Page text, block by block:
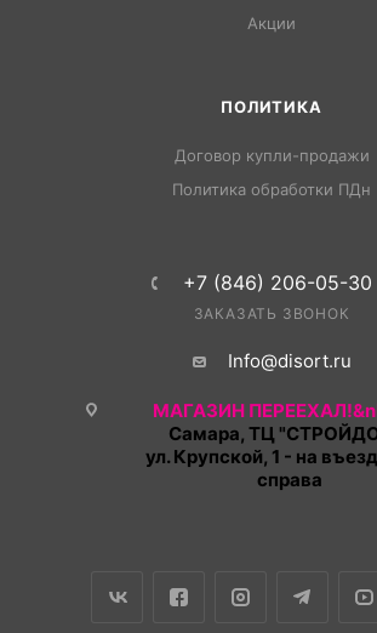
Акции
ПОЛИТИКА
Договор купли-продажи
Политика обработки ПДн
+7 (846) 206-05-30
ЗАКАЗАТЬ ЗВОНОК
Info@disort.ru
МАГАЗИН
Самара, ТЦ
ул. Крупской, 1 - на
справа